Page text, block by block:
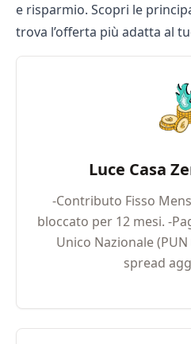
e risparmio. Scopri le
trova l’offerta più adatta al
Luce Casa
-Contributo Fisso
bloccato per 12 mesi. -
Unico Nazionale
spread